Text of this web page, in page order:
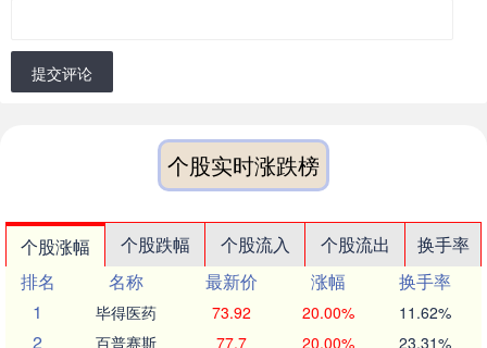
提交评论
个股实时涨跌榜
个股涨幅 个股跌幅 个股流入 个股流出
换手率
排名
名称 最新价 涨幅
换手率
1
毕得医药 73.92 20.00% 11.62%
2 百普赛斯 77.7 20.00% 23.31%